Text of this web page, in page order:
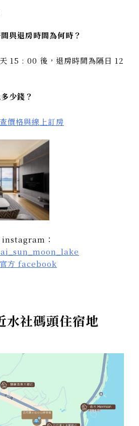
與退房時間為何時？
15 : 00 後，退房時間為隔日 12
少錢？
價格與線上訂房
instagram：
方 facebook
水社碼頭住宿地